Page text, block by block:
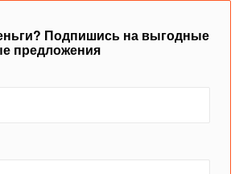
Подпишись на выгодные
предложения